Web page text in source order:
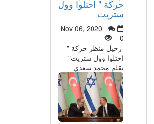
حركة " احتلوا وول
ستريت
Nov 06, 2020
0
رحيل منظر حركة "
احتلوا وول ستريت"
بقلم محمد سعدي